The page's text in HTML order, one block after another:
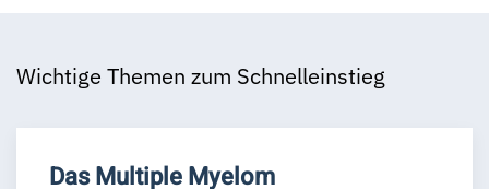
Wichtige Themen zum Schnelleinstieg
Das Multiple Myelom